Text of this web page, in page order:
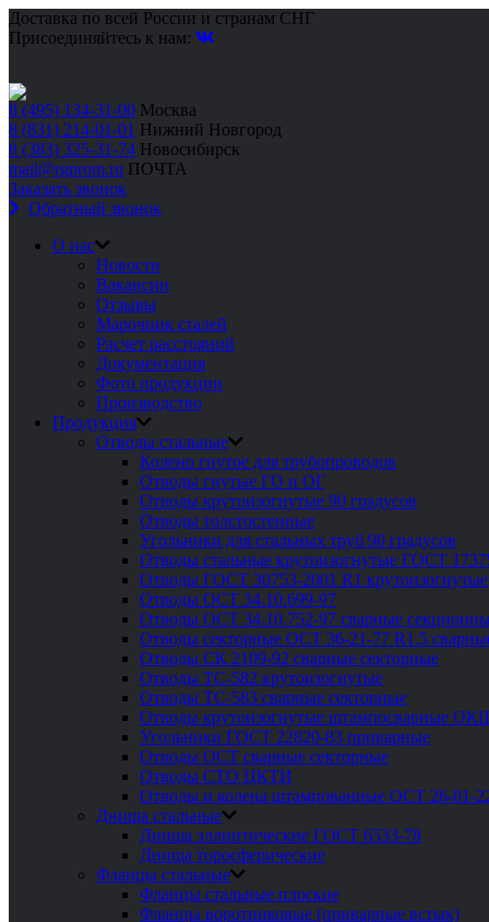
Доставка по всей России и странам СНГ
Присоединяйтесь к нам:
8 (495) 134-31-00 Москва
8 (831) 214-01-01 Нижний Новгород
8 (383) 325-31-74 Новосибирск
mail@rgprom.ru ПОЧТА
Заказать звонок
Обратный звонок
О нас
Новости
Вакансии
Отзывы
Марочник сталей
Расчет расстояний
Документация
Фото продукции
Производство
Продукция
Отводы стальные
Колено гнутое для трубопроводов
Отводы гнутые ГО и ОГ
Отводы крутоизогнутые 90 градусов
Отводы толстостенные
Угольники для стальных труб 90 градусов
Отводы стальные крутоизогнутые ГОСТ
Отводы ГОСТ 30753-2001 R1 крутоизогнутые
Отводы ОСТ 34.10.699-97
Отводы ОСТ 34.10.752-97 сварные
Отводы секторные ОСТ 36-21-77 R1.5
Отводы СК 2109-92 сварные секторные
Отводы ТС-582 крутоизогнутые
Отводы ТС-583 сварные секторные
Отводы крутоизогнутые штампосварные
Угольники ГОСТ 22820-83 приварные
Отводы ОСТ сварные секторные
Отводы СТО ЦКТИ
Отводы и колена штампованные ОСТ 26-01-
Днища стальные
Днища эллиптические ГОСТ 6533-78
Днища торосферические
Фланцы стальные
Фланцы стальные плоские
Фланцы воротниковые (приварные встык)